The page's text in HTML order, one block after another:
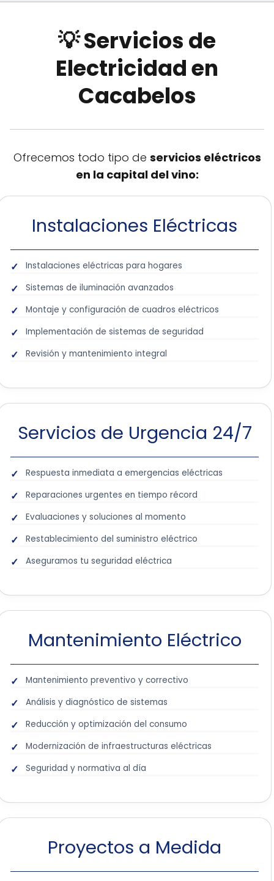
💡 Servicios de
Electricidad en
Cacabelos
Ofrecemos todo tipo de servicios eléctricos
en la capital del vino:
Instalaciones Eléctricas
Instalaciones eléctricas para hogares
Sistemas de iluminación avanzados
Montaje y configuración de cuadros eléctricos
Implementación de sistemas de seguridad
Revisión y mantenimiento integral
Servicios de Urgencia 24/7
Respuesta inmediata a emergencias eléctricas
Reparaciones urgentes en tiempo récord
Evaluaciones y soluciones al momento
Restablecimiento del suministro eléctrico
Aseguramos tu seguridad eléctrica
Mantenimiento Eléctrico
Mantenimiento preventivo y correctivo
Análisis y diagnóstico de sistemas
Reducción y optimización del consumo
Modernización de infraestructuras eléctricas
Seguridad y normativa al día
Proyectos a Medida